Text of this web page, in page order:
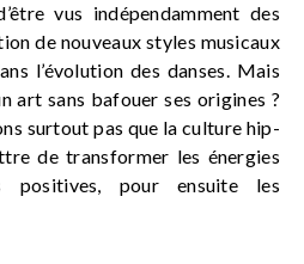
vus indépendamment des
de nouveaux styles musicaux
l’évolution des danses. Mais
art sans bafouer ses origines ?
surtout pas que la culture hip-
de transformer les énergies
positives, pour ensuite les